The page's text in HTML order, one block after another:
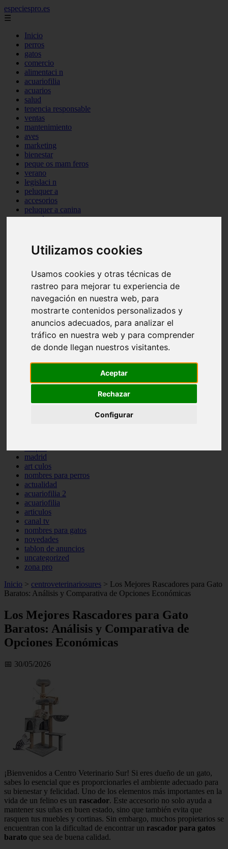
Utilizamos cookies
Usamos cookies y otras técnicas de
rastreo para mejorar tu experiencia de
navegación en nuestra web, para
mostrarte contenidos personalizados y
anuncios adecuados, para analizar el
tráfico en nuestra web y para comprender
de donde llegan nuestros visitantes.
Aceptar
Rechazar
Configurar
especiespro.es
☰
Inicio
perros
gatos
comercio
alimentaci n
acuariofilia
acuarios
salud
tenencia responsable
ventas
mantenimiento
aves
marketing
bienestar
peque os mam feros
verano
legislaci n
peluquer a
accesorios
peluquer a canina
complementos
protagonistas
reptiles
adopci n
ferias
higiene
snacks
acuario
iberzoo propet
comercios
estanques
viajar
cr a
especies invasoras
agua
madrid
art culos
nombres para perros
actualidad
acuariofilia 2
acuariofilia
articulos
canal tv
nombres para gatos
novedades
tablon de anuncios
uncategorized
zona pro
Inicio > centroveterinariosures > Los Mejores Rascadores para Gato
Baratos: Análisis y Comparativa de Opciones Económicas
Los Mejores Rascadores para Gato
Baratos: Análisis y Comparativa de
Opciones Económicas
📅 30/05/2026
¡Bienvenidos a Centro Veterinario Sur! Si eres dueño de un gato,
sabes lo esencial que es proporcionarles el ambiente adecuado para
su bienestar y felicidad. Uno de los elementos más importantes en la
vida de un felino es un rascador. Este accesorio no solo ayuda a
mantener sus uñas en buen estado, sino que también evita que
rasquen tus muebles y cortinas. Sin embargo, muchos propietarios se
encuentran con la dificultad de encontrar un rascador para gatos
barato que sea de buena calidad.